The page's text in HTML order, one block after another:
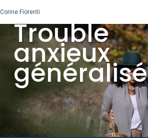
Corine Fiorenti
Trouble
anxieux
généralisé